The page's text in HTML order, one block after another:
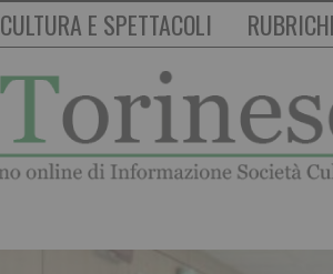
CULTURA E SPETTACOLI